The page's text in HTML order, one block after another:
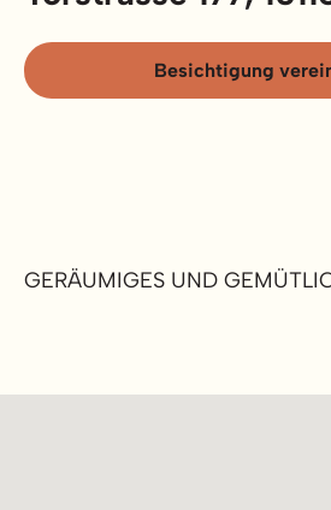
Besichtigung
GERÄUMIGES UND